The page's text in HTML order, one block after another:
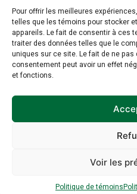
Pour offrir les meilleures
telles que les témoins pour stocker
appareils. Le fait de consentir à ces
traiter des données telles que le
uniques sur ce site. Le fait de ne
consentement peut avoir un effet
et fonctions.
Voir les
Politique de témoins
Articles
7 mars 2023
Non classé